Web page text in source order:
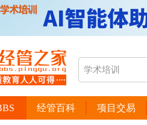
经管百科 项目交易